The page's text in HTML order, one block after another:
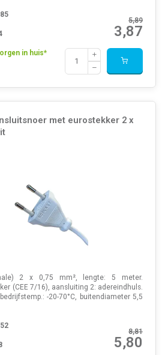
5,89
3,87
in huis*
met eurostekker 2 x
2 x 0,75 mm², lengte: 5 meter.
(CEE 7/16), aansluiting 2: adereindhuls.
-20-70°C, buitendiameter 5,5
8,81
5,80